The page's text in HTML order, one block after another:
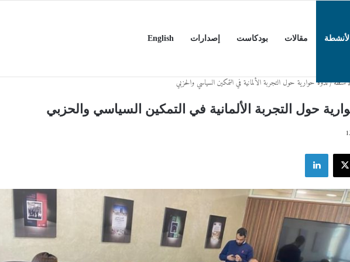
الأنشطة مقالات بودكاست إصدارات English
حوارية مع رئيس الوزراء الأردني الأسبق د.عمر الرزاز
/ندوة حوارية حول التجربة الألمانية في التمكين السياسي والحزبي
حول التجربة الألمانية في التمكين السياسي والحزبي
X لينكدإن